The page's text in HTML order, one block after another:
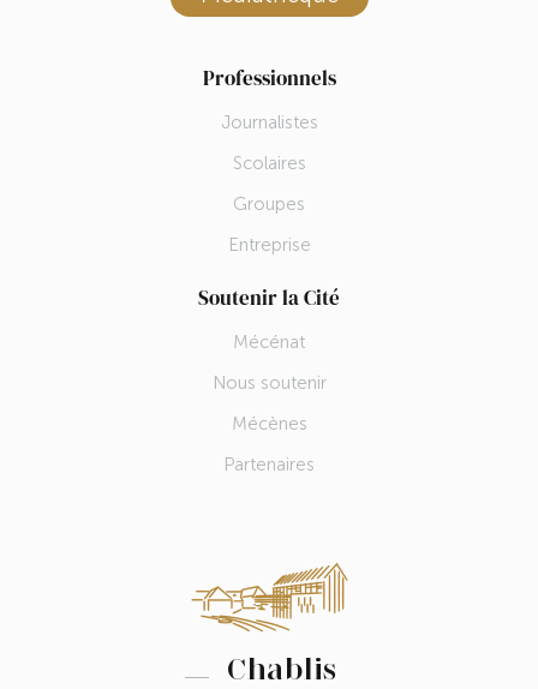
Professionnels
Journalistes
Scolaires
Groupes
Entreprise
Soutenir la Cité
Mécénat
Nous soutenir
Mécènes
Partenaires
Chablis